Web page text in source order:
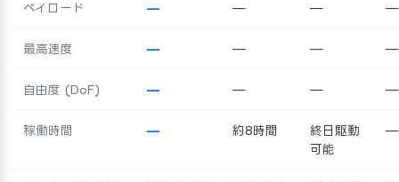
ペイロード — — — —
最高速度 — — — —
自由度 (DoF) — — — —
稼働時間 — 約8時間
終日駆動
可能
—